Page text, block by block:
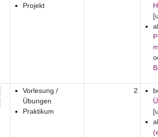
Projekt
Vorlesung /
Übungen
Praktikum
2